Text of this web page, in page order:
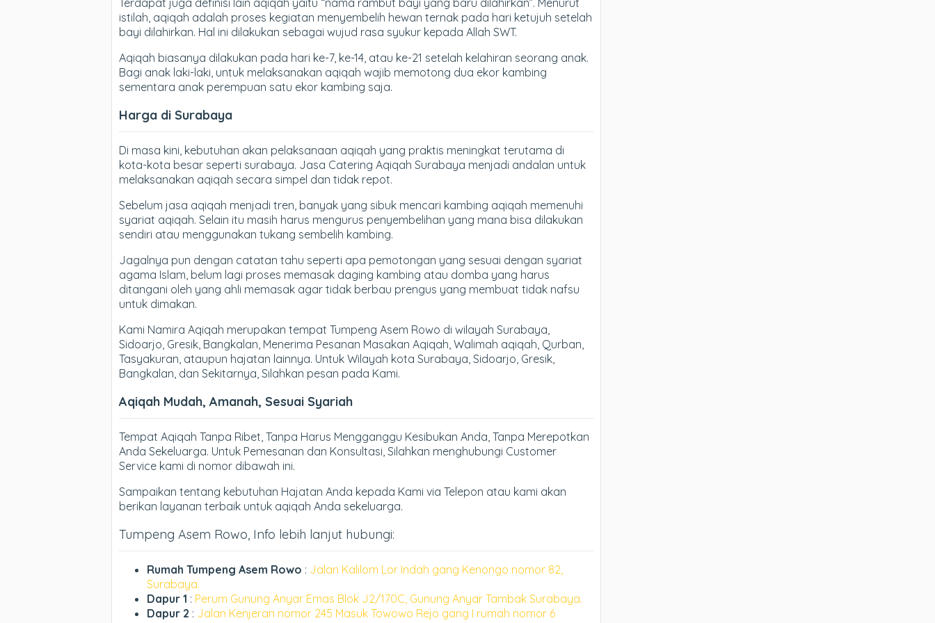
Terdapat juga definisi lain aqiqah yaitu “nama rambut bayi yang baru dilahirkan”. Menurut
istilah, aqiqah adalah proses kegiatan menyembelih hewan ternak pada hari ketujuh setelah
bayi dilahirkan. Hal ini dilakukan sebagai wujud rasa syukur kepada Allah SWT.
Aqiqah biasanya dilakukan pada hari ke-7, ke-14, atau ke-21 setelah kelahiran seorang anak.
Bagi anak laki-laki, untuk melaksanakan aqiqah wajib memotong dua ekor kambing
sementara anak perempuan satu ekor kambing saja.
Harga di Surabaya
Di masa kini, kebutuhan akan pelaksanaan aqiqah yang praktis meningkat terutama di
kota-kota besar seperti surabaya. Jasa Catering Aqiqah Surabaya menjadi andalan untuk
melaksanakan aqiqah secara simpel dan tidak repot.
Sebelum jasa aqiqah menjadi tren, banyak yang sibuk mencari kambing aqiqah memenuhi
syariat aqiqah. Selain itu masih harus mengurus penyembelihan yang mana bisa dilakukan
sendiri atau menggunakan tukang sembelih kambing.
Jagalnya pun dengan catatan tahu seperti apa pemotongan yang sesuai dengan syariat
agama Islam, belum lagi proses memasak daging kambing atau domba yang harus
ditangani oleh yang ahli memasak agar tidak berbau prengus yang membuat tidak nafsu
untuk dimakan.
Kami Namira Aqiqah merupakan tempat Tumpeng Asem Rowo di wilayah Surabaya,
Sidoarjo, Gresik, Bangkalan, Menerima Pesanan Masakan Aqiqah, Walimah aqiqah, Qurban,
Tasyakuran, ataupun hajatan lainnya. Untuk Wilayah kota Surabaya, Sidoarjo, Gresik,
Bangkalan, dan Sekitarnya, Silahkan pesan pada Kami.
Aqiqah Mudah, Amanah, Sesuai Syariah
Tempat Aqiqah Tanpa Ribet, Tanpa Harus Mengganggu Kesibukan Anda, Tanpa Merepotkan
Anda Sekeluarga. Untuk Pemesanan dan Konsultasi, Silahkan menghubungi Customer
Service kami di nomor dibawah ini.
Sampaikan tentang kebutuhan Hajatan Anda kepada Kami via Telepon atau kami akan
berikan layanan terbaik untuk aqiqah Anda sekeluarga.
Tumpeng Asem Rowo, Info lebih lanjut hubungi:
Rumah Tumpeng Asem Rowo : Jalan Kalilom Lor Indah gang Kenongo nomor 82,
Surabaya.
Dapur 1 : Perum Gunung Anyar Emas Blok J2/170C, Gunung Anyar Tambak Surabaya.
Dapur 2 : Jalan Kenjeran nomor 245 Masuk Towowo Rejo gang I rumah nomor 6